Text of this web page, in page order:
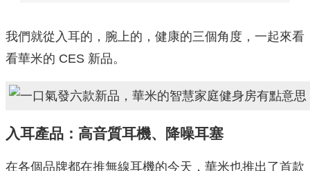
我們就從入耳的，腕上的，健康的三個角度，一起來看
看華米的 CES 新品。
入耳產品：高音質耳機、降噪耳塞
在各個品牌都在推無線耳機的今天，華米也推出了首款